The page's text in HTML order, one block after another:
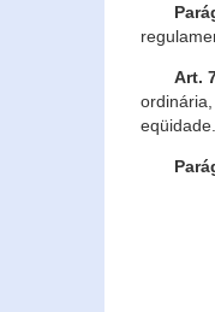
Art.
eqüidade.